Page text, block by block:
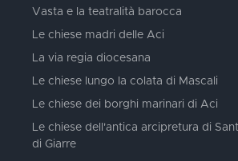
Vasta e la teatralità barocca
Le chiese madri delle Aci
La via regia diocesana
Le chiese lungo la colata di Mascali
Le chiese dei borghi marinari di Aci
Le chiese dell'antica arcipretura di
di Giarre